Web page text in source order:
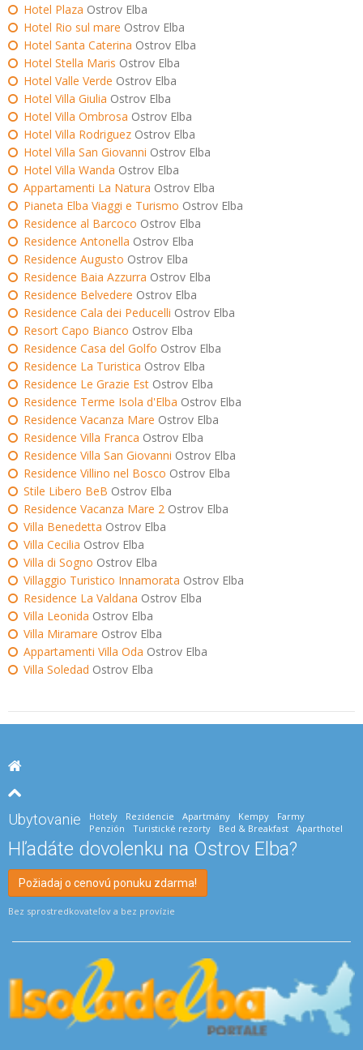
Hotel Plaza Ostrov Elba
Hotel Rio sul mare Ostrov Elba
Hotel Santa Caterina Ostrov Elba
Hotel Stella Maris Ostrov Elba
Hotel Valle Verde Ostrov Elba
Hotel Villa Giulia Ostrov Elba
Hotel Villa Ombrosa Ostrov Elba
Hotel Villa Rodriguez Ostrov Elba
Hotel Villa San Giovanni Ostrov Elba
Hotel Villa Wanda Ostrov Elba
Appartamenti La Natura Ostrov Elba
Pianeta Elba Viaggi e Turismo Ostrov Elba
Residence al Barcoco Ostrov Elba
Residence Antonella Ostrov Elba
Residence Augusto Ostrov Elba
Residence Baia Azzurra Ostrov Elba
Residence Belvedere Ostrov Elba
Residence Cala dei Peducelli Ostrov Elba
Resort Capo Bianco Ostrov Elba
Residence Casa del Golfo Ostrov Elba
Residence La Turistica Ostrov Elba
Residence Le Grazie Est Ostrov Elba
Residence Terme Isola d'Elba Ostrov Elba
Residence Vacanza Mare Ostrov Elba
Residence Villa Franca Ostrov Elba
Residence Villa San Giovanni Ostrov Elba
Residence Villino nel Bosco Ostrov Elba
Stile Libero BeB Ostrov Elba
Residence Vacanza Mare 2 Ostrov Elba
Villa Benedetta Ostrov Elba
Villa Cecilia Ostrov Elba
Villa di Sogno Ostrov Elba
Villaggio Turistico Innamorata Ostrov Elba
Residence La Valdana Ostrov Elba
Villa Leonida Ostrov Elba
Villa Miramare Ostrov Elba
Appartamenti Villa Oda Ostrov Elba
Villa Soledad Ostrov Elba
Ubytovanie Hotely Rezidencie Apartmány Kempy
Farmy
Penzión
Turistické rezorty Bed & Breakfast Aparthotel
Hľadáte dovolenku na Ostrov Elba?
Požiadaj o cenovú ponuku zdarma!
Bez sprostredkovateľov a bez provízie